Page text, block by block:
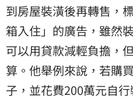
到房屋裝潢後再轉售，
箱入住」的廣告，雖然
可以用貸款減輕負擔，
算。他舉例來說，若購
子，並花費200萬元自